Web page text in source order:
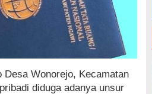
Desa Wonorejo, Kecamatan
diduga adanya unsur